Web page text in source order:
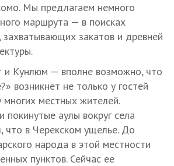
Мы предлагаем немного
маршрута — в поисках
закатов и древней
и Кунлюм — вполне возможно, что
возникнет не только у гостей
многих местных жителей.
покинутые аулы вокруг села
что в Черекском ущелье. До
народа в этой местности
пунктов. Сейчас ее